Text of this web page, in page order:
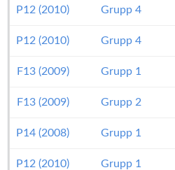
P12 (2010) Grupp 4
P12 (2010) Grupp 4
F13 (2009) Grupp 1
F13 (2009) Grupp 2
P14 (2008) Grupp 1
P12 (2010) Grupp 1